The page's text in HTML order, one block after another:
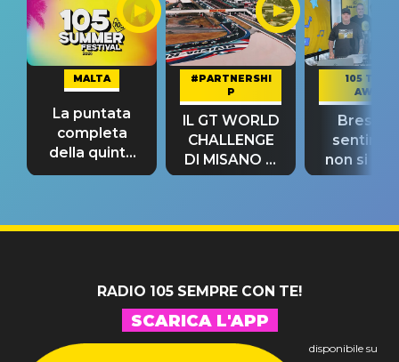
MALTA
La puntata
completa
della quinta
tappa
#PARTNERSHI
P
IL GT WORLD
CHALLENGE
DI MISANO si
riconferma
105 TAKE
AWAY
Bresh:
non si
fino alla
RADIO 105 SEMPRE CON TE!
SCARICA L'APP
disponibile su